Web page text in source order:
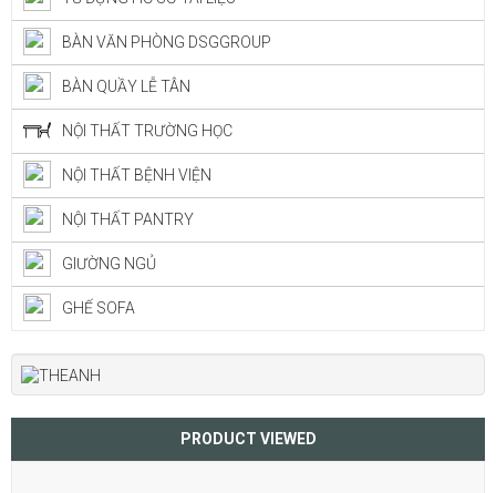
BÀN VĂN PHÒNG DSGGROUP
BÀN QUẦY LỄ TÂN
NỘI THẤT TRƯỜNG HỌC
NỘI THẤT BỆNH VIỆN
NỘI THẤT PANTRY
GIƯỜNG NGỦ
GHẾ SOFA
PRODUCT VIEWED